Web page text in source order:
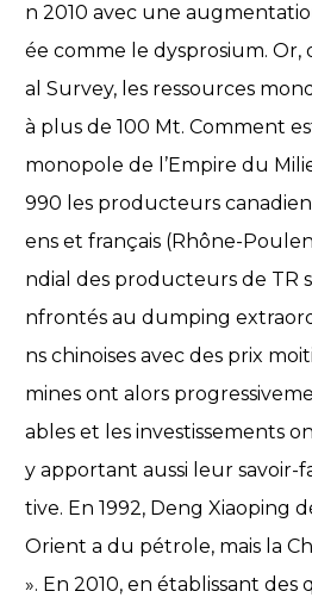
n 2010 avec une
ée comme le dysprosium. Or,
al Survey, les ressources
à plus de 100 Mt. Comment
monopole de l’Empire du
990 les producteurs
ens et français (Rhône-
ndial des producteurs de TR
nfrontés au dumping
ns chinoises avec des prix
mines ont alors
ables et les investissements
y apportant aussi leur savoir-
tive. En 1992, Deng Xiaoping
Orient a du pétrole, mais la
». En 2010, en établissant des